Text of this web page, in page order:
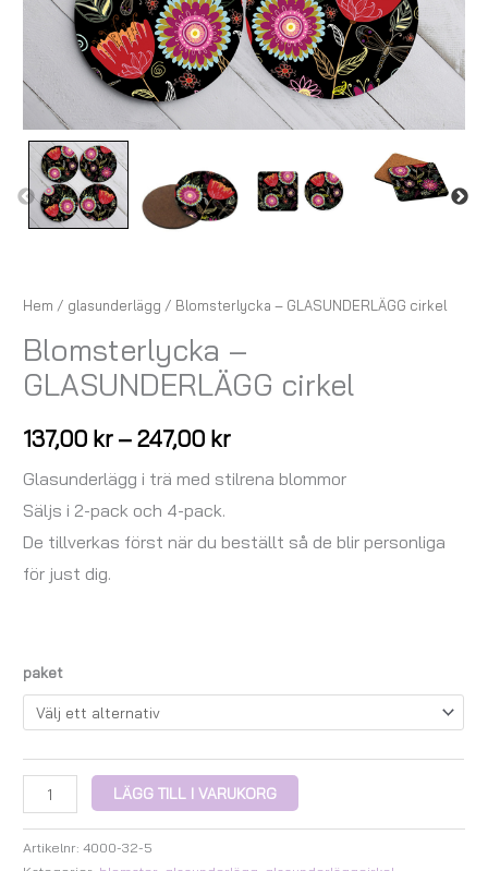
Hem / glasunderlägg / Blomsterlycka – GLASUNDERLÄGG cirkel
Blomsterlycka –
GLASUNDERLÄGG cirkel
137,00 kr –247,00 kr
Glasunderlägg i trä med stilrena blommor
Säljs i 2-pack och 4-pack.
De tillverkas först när du beställt så de blir personliga
för just dig.
paket
LÄGG TILL I VARUKORG
Artikelnr:4000-32-5